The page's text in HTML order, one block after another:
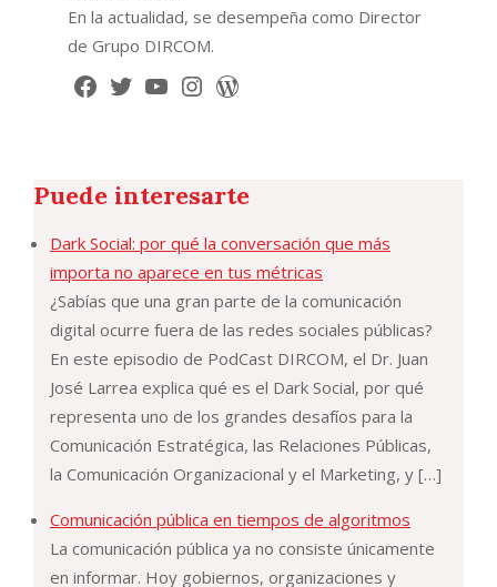
En la actualidad, se desempeña como Director
de Grupo DIRCOM.
Facebook Twitter YouTube Instagram WordPress
Puede interesarte
Dark Social: por qué la conversación que más
importa no aparece en tus métricas
¿Sabías que una gran parte de la comunicación
digital ocurre fuera de las redes sociales públicas?
En este episodio de PodCast DIRCOM, el Dr. Juan
José Larrea explica qué es el Dark Social, por qué
representa uno de los grandes desafíos para la
Comunicación Estratégica, las Relaciones Públicas,
la Comunicación Organizacional y el Marketing, y […]
Comunicación pública en tiempos de algoritmos
La comunicación pública ya no consiste únicamente
en informar. Hoy gobiernos, organizaciones y